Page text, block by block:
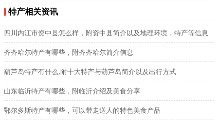
特产相关资讯
四川内江市资中县怎么样，附资中县简介以及地理环境，特产等信息
齐齐哈尔特产有哪些，附齐齐哈尔简介信息
葫芦岛特产有什么,附十大特产与葫芦岛简介以及出行方式
山东临沂特产有哪些，附临沂介绍及美食分享
鄂尔多斯特产有哪些，可以带走送人的特色美食产品